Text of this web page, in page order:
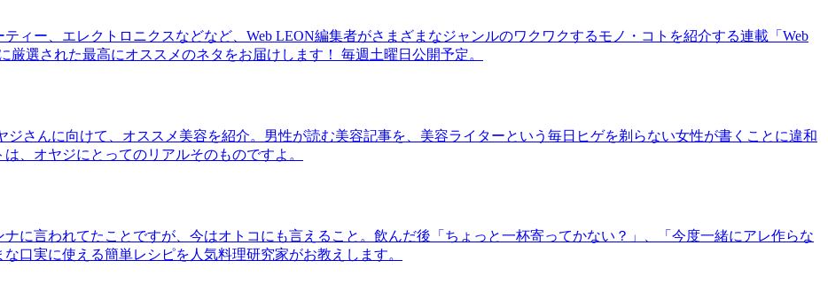
ィー、エレクトロニクスなどなど、Web LEON編集者がさまざまなジャンルのワクワクするモノ・コトを紹介する連載「Web
厳選された最高にオススメのネタをお届けします！ 毎週土曜日公開予定。
ジさんに向けて、オススメ美容を紹介。男性が読む美容記事を、美容ライターという毎日ヒゲを剃らない女性が書くことに違和
、オヤジにとってのリアルそのものですよ。
ナに言われてたことですが、今はオトコにも言えること。飲んだ後「ちょっと一杯寄ってかない？」、「今度一緒にアレ作らな
口実に使える簡単レシピを人気料理研究家がお教えします。